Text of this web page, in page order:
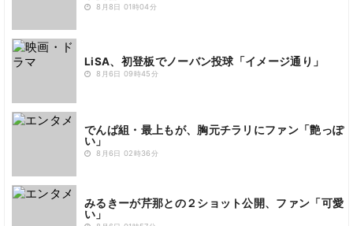
8月8日 01時04分
LiSA、初登板でノーバン投球「イメージ通り」
8月6日 09時45分
でんぱ組・最上もが、胸元チラリにファン「艶っぽ
い」
8月6日 02時36分
みるきーが芹那との２ショット公開、ファン「可愛
い」